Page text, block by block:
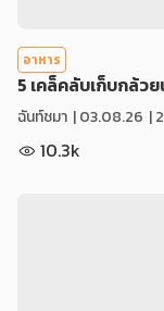
อาหาร
5 เคล็คลับเก็บกล้ว
ฉันท์ชมา |03.08.26 |
10.3k